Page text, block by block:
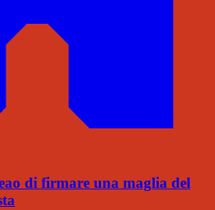
di firmare una maglia del